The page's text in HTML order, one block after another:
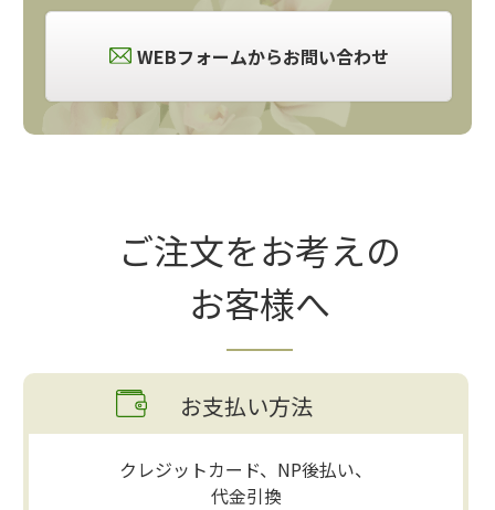
WEBフォームからお問い合わせ
ご注文をお考えの
お客様へ
お支払い方法
クレジットカード、NP後払い、
代金引換